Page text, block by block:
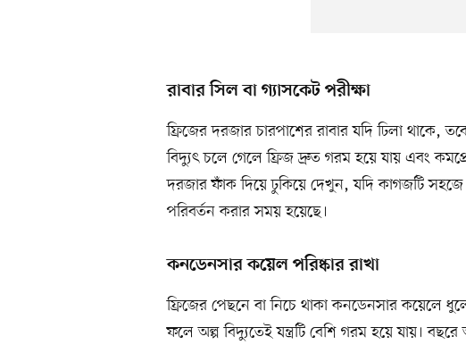
রাবার সিল বা গ্যাসকেট পরীক্ষা
ফ্রিজের দরজার চারপাশের রাবার যদি ঢিলা থাকে,
বিদ্যুৎ চলে গেলে ফ্রিজ দ্রুত গরম হয়ে যায় এবং
দরজার ফাঁক দিয়ে ঢুকিয়ে দেখুন, যদি কাগজটি
পরিবর্তন করার সময় হয়েছে।
কনডেনসার কয়েল পরিষ্কার রাখা
ফ্রিজের পেছনে বা নিচে থাকা কনডেনসার কয়েলে
ফলে অল্প বিদ্যুতেই যন্ত্রটি বেশি গরম হয়ে যায়।